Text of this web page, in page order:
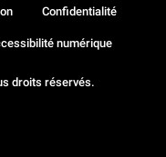
droits réservés.
Confidentialité
numérique